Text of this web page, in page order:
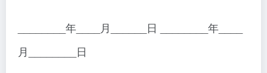
________年____月______日 ________年____
月________日